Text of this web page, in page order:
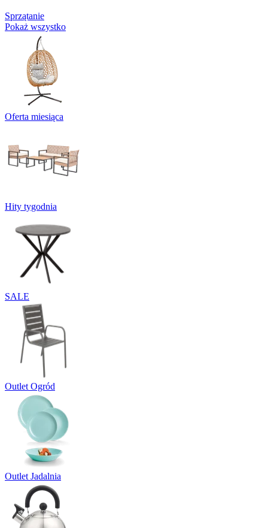
Sprzątanie
Pokaż wszystko
Oferta miesiąca
Hity tygodnia
SALE
Outlet Ogród
Outlet Jadalnia